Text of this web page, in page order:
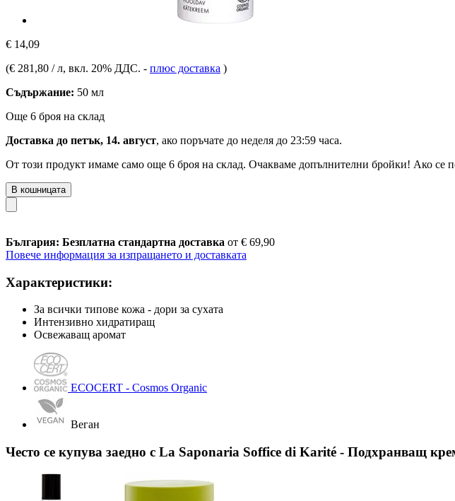
€ 14,09
(€ 281,80 / л, вкл. 20% ДДС. - плюс доставка )
Съдържание: 50 мл
Още 6 броя на склад
Доставка до петък, 14. август, ако поръчате до неделя до 23:59 часа.
От този продукт имаме само още 6 броя на склад. Очакваме допълнителни бройки! Ако се
В кошницата
България: Безплатна стандартна доставка от € 69,90
Повече информация за изпращането и доставката
Характеристики:
За всички типове кожа - дори за сухата
Интензивно хидратиращ
Освежаващ аромат
ECOCERT - Cosmos Organic
Веган
Често се купува заедно с La Saponaria Soffice di Karité - Подхранващ